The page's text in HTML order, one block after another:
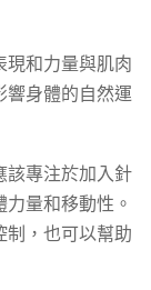
現和力量與肌肉
響身體的自然運
該專注於加入針
量和移動性。
制，也可以幫助